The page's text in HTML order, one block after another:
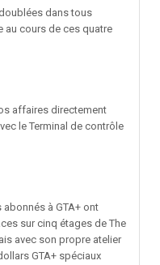
dans tous
au cours de ces quatre
affaires directement
le Terminal de contrôle
à GTA+ ont
sur cinq étages de The
avec son propre atelier
GTA+ spéciaux